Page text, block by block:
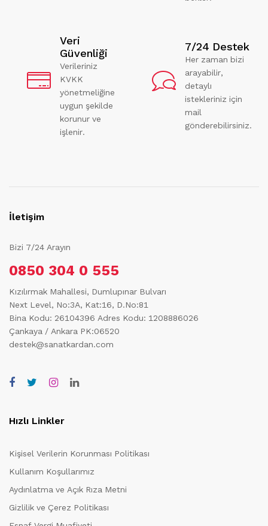
Veri
Güvenliği
Verileriniz
KVKK
yönetmeliğine
uygun şekilde
korunur ve
işlenir.
7/24 Destek
Her zaman bizi
arayabilir,
detaylı
istekleriniz için
mail
gönderebilirsiniz.
İletişim
Bizi 7/24 Arayın
0850 304 0 555
Kızılırmak Mahallesi, Dumlupınar Bulvarı
Next Level, No:3A, Kat:16, D.No:81
Bina Kodu: 26104396 Adres Kodu: 1208886026
Çankaya / Ankara PK:06520
destek@sanatkardan.com
Hızlı Linkler
Kişisel Verilerin Korunması Politikası
Kullanım Koşullarımız
Aydınlatma ve Açık Rıza Metni
Gizlilik ve Çerez Politikası